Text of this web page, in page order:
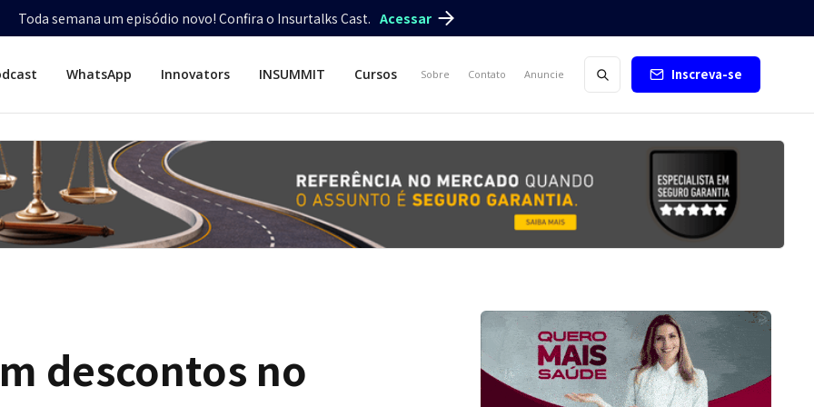
Toda semana um episódio novo! Confira o Insurtalks Cast. Acessar
WhatsApp Innovators INSUMMIT Cursos Sobre Contato Anuncie Inscreva-se
descontos no